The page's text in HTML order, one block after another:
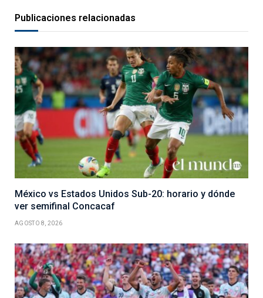
Publicaciones relacionadas
México vs Estados Unidos Sub-20: horario y dónde
ver semifinal Concacaf
AGOSTO 8, 2026